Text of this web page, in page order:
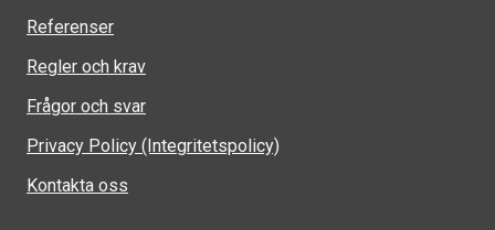
Referenser
Regler och krav
Frågor och svar
Privacy Policy (Integritetspolicy)
Kontakta oss